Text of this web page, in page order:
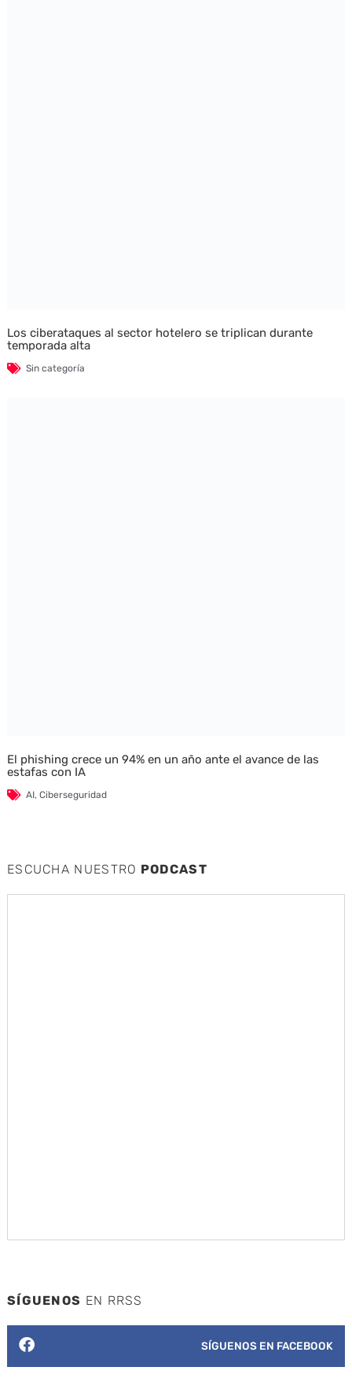
Los ciberataques al sector hotelero se triplican durante
temporada alta
Sin categoría
El phishing crece un 94% en un año ante el avance de las
estafas con IA
AI, Ciberseguridad
ESCUCHA NUESTRO PODCAST
SÍGUENOS EN RRSS
SÍGUENOS EN FACEBOOK